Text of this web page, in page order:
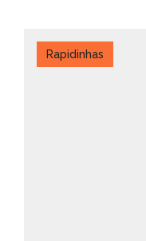
Rapidinhas